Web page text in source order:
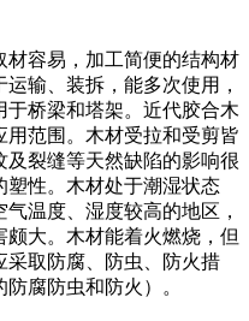
材容易，加工简便的结构材
输、装拆，能多次使用，
桥梁和塔架。近代胶合木
范围。木材受拉和受剪皆
裂缝等天然缺陷的影响很
塑性。木材处于潮湿状态
温度、湿度较高的地区，
大。木材能着火燃烧，但
采取防腐、防虫、防火措
腐防虫和防火）。